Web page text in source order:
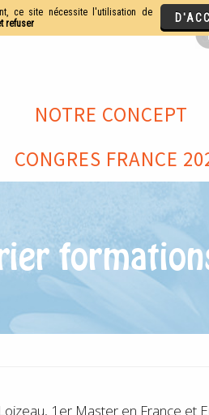
NOTRE CONCEPT
CONGRES FRANCE
1er Master en France et